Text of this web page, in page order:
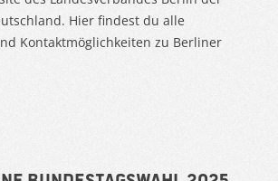
Hier findest du alle
Kontaktmöglichkeiten zu Berliner